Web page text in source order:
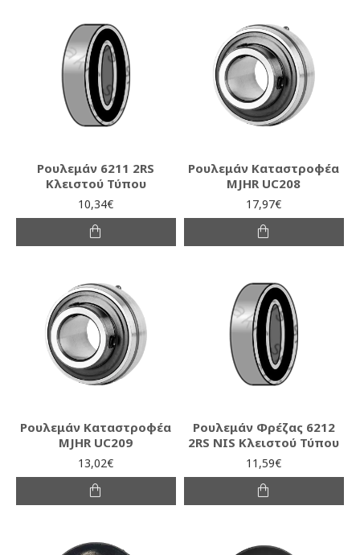
Ρουλεμάν 6211 2RS
Κλειστού Τύπου
10,34€
Ρουλεμάν Καταστροφέα
MJHR UC208
17,97€
Ρουλεμάν Καταστροφέα
MJHR UC209
13,02€
Ρουλεμάν Φρέζας 6212
2RS NIS Κλειστού Τύπου
11,59€